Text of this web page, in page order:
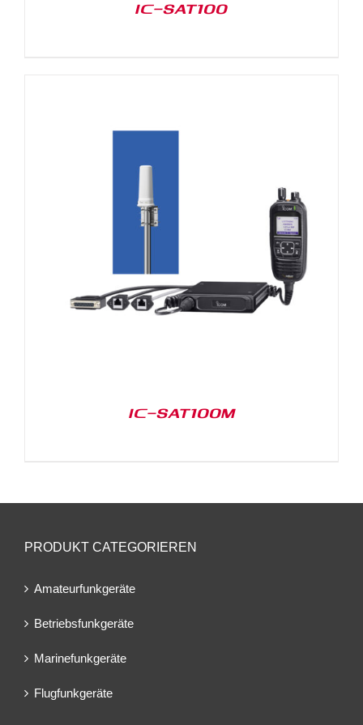
IC-SAT100
IC-SAT100M
PRODUKT CATEGORIEREN
Amateurfunkgeräte
Betriebsfunkgeräte
Marinefunkgeräte
Flugfunkgeräte